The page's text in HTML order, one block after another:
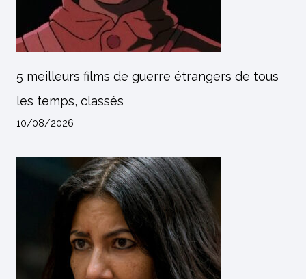
5 meilleurs films de guerre étrangers de tous
les temps, classés
10/08/2026